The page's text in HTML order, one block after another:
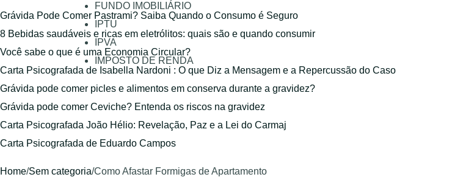
FUNDO IMOBILIÁRIO
IPTU
IPVA
IMPOSTO DE RENDA
Grávida Pode Comer Pastrami? Saiba Quando o Consumo é Seguro
8 Bebidas saudáveis e ricas em eletrólitos: quais são e quando consumir
Você sabe o que é uma Economia Circular?
Carta Psicografada de Isabella Nardoni : O que Diz a Mensagem e a Repercussão do Caso
Grávida pode comer picles e alimentos em conserva durante a gravidez?
Grávida pode comer Ceviche? Entenda os riscos na gravidez
Carta Psicografada João Hélio: Revelação, Paz e a Lei do Carmaj
Carta Psicografada de Eduardo Campos
Home/Sem categoria/Como Afastar Formigas de Apartamento